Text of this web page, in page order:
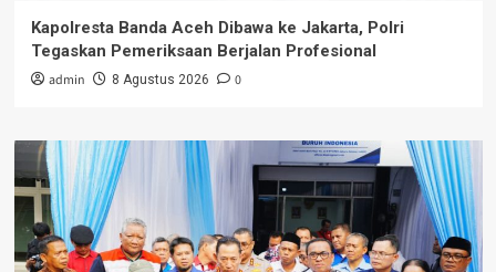
Kapolresta Banda Aceh Dibawa ke Jakarta, Polri
Tegaskan Pemeriksaan Berjalan Profesional
admin 8 Agustus 2026 0